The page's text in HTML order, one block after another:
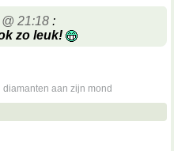
21:18 :
zo leuk!
aan zijn mond